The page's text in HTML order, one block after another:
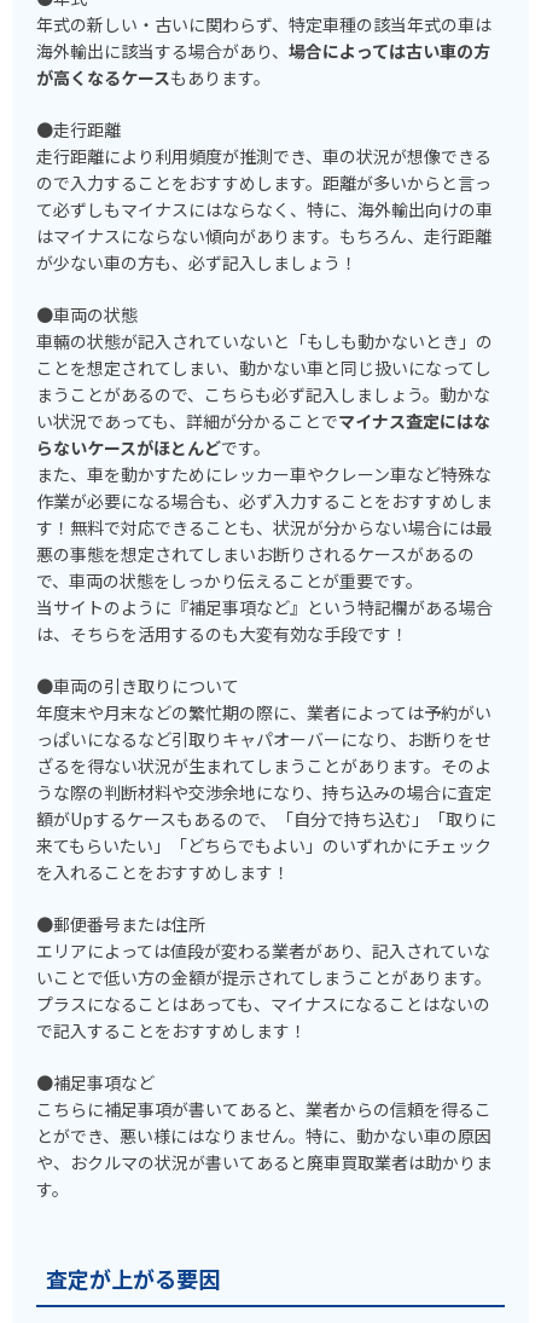
年式の新しい・古いに関わらず、特定車種の該当年式の車は
海外輸出に該当する場合があり、 場合によっては古い車の方
が高くなるケースもあります。
●走行距離
走行距離により利用頻度が推測でき、車の状況が想像できる
ので入力することをおすすめします。距離が多いからと言っ
て必ずしもマイナスにはならなく、特に、海外輸出向けの車
はマイナスにならない傾向があります。もちろん、走行距離
が少ない車の方も、必ず記入しましょう！
●車両の状態
車輛の状態が記入されていないと「もしも動かないとき」の
ことを想定されてしまい、動かない車と同じ扱いになってし
まうことがあるので、こちらも必ず記入しましょう。動かな
い状況であっても、詳細が分かることでマイナス査定にはな
らないケースがほとんどです。
また、車を動かすためにレッカー車やクレーン車など特殊な
作業が必要になる場合も、必ず入力することをおすすめしま
す！無料で対応できることも、状況が分からない場合には最
悪の事態を想定されてしまいお断りされるケースがあるの
で、車両の状態をしっかり伝えることが重要です。
当サイトのように『補足事項など』という特記欄がある場合
は、そちらを活用するのも大変有効な手段です！
●車両の引き取りについて
年度末や月末などの繁忙期の際に、業者によっては予約がい
っぱいになるなど引取りキャパオーバーになり、お断りをせ
ざるを得ない状況が生まれてしまうことがあります。そのよ
うな際の判断材料や交渉余地になり、持ち込みの場合に査定
額がUpするケースもあるので、「自分で持ち込む」「取りに
来てもらいたい」「どちらでもよい」のいずれかにチェック
を入れることをおすすめします！
●郵便番号または住所
エリアによっては値段が変わる業者があり、記入されていな
いことで低い方の金額が提示されてしまうことがあります。
プラスになることはあっても、マイナスになることはないの
で記入することをおすすめします！
●補足事項など
こちらに補足事項が書いてあると、業者からの信頼を得るこ
とができ、悪い様にはなりません。特に、動かない車の原因
や、おクルマの状況が書いてあると廃車買取業者は助かりま
す。
査定が上がる要因